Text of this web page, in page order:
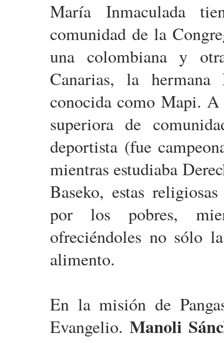
María Inmaculada
comunidad de la
una colombiana y
Canarias, la hermana
conocida como Mapi. A
superiora de
deportista (fue
mientras estudiaba
Baseko, estas
por los pobres,
ofreciéndoles no sólo
alimento.
En la misión de
Evangelio. Manoli